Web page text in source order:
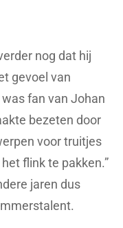
nog dat hij
gevoel van
fan van Johan
bezeten door
voor truitjes
flink te pakken.”
jaren dus